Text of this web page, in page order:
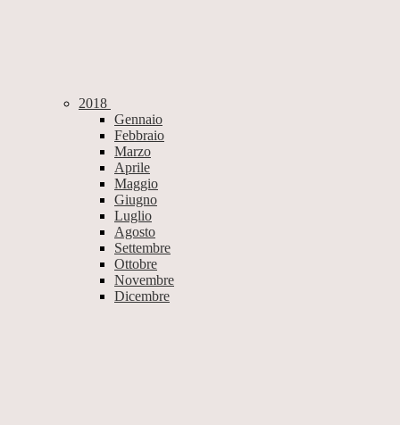
2018
Gennaio
Febbraio
Marzo
Aprile
Maggio
Giugno
Luglio
Agosto
Settembre
Ottobre
Novembre
Dicembre